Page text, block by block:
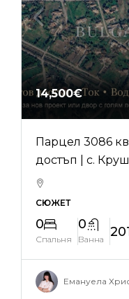
14,500€
Парцел 3086
достъп | с.
СЮЖЕТ
0
Спальня
0
Ванна
Емануела